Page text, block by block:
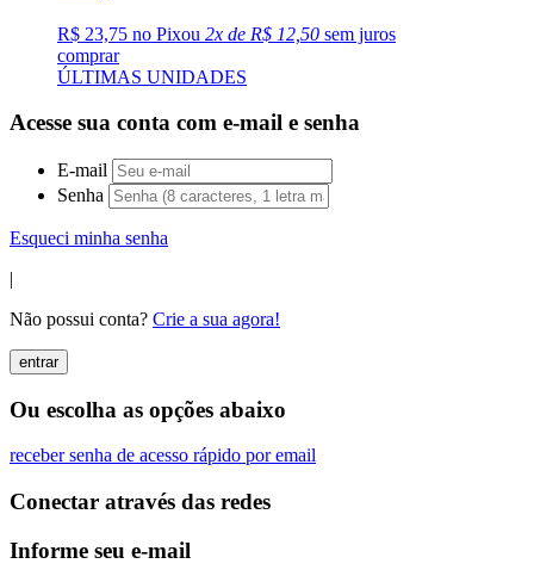
R$ 23,75 no Pixou 2x de R$ 12,50 sem juros
comprar
ÚLTIMAS UNIDADES
Acesse sua conta com e-mail e senha
E-mail
Senha
Esqueci minha senha
|
Não possui conta? Crie a sua agora!
entrar
Ou escolha as opções abaixo
receber senha de acesso rápido por email
Conectar através das redes
Informe seu e-mail